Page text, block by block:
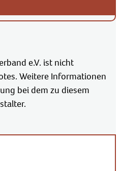
e.V. ist nicht
Weitere Informationen
bei dem zu diesem